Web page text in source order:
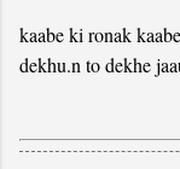
kaabe ki ronak
dekhu.n to dekhe